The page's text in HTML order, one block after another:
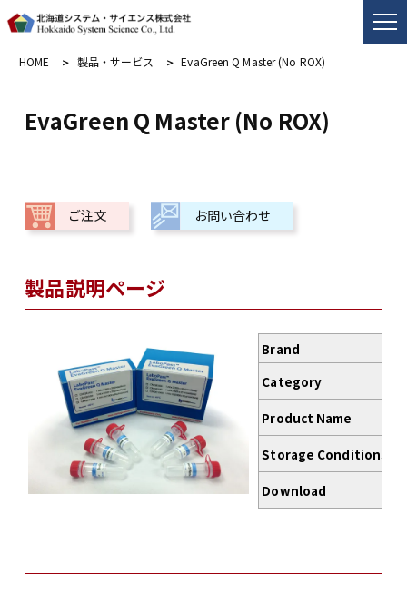
HOME 製品・サービス EvaGreen Q Master (No ROX)
EvaGreen Q Master (No ROX)
ご注文 お問い合わせ
製品説明ページ
Brand
Category
Product Name
Storage Conditions
Download